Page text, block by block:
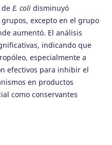
E. colidisminuyó
excepto en el grupo
aumentó. El análisis
indicando que
especialmente a
efectivos para inhibir el
en productos
como conservantes